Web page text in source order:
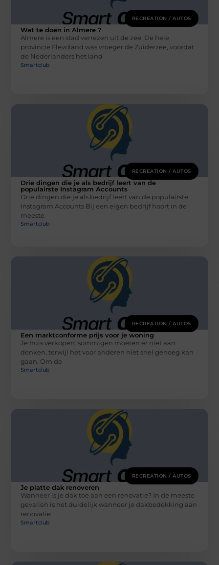
RECREATION / AUTOS
Wat te doen in Almere ?
Almere is een stad verrezen uit de zee. De hele
provincie Flevoland was vroeger de Zuiderzee, voordat
de Nederlanders het land
Smartclub
RECREATION / AUTOS
Drie dingen die je als bedrijf leert van de
populairste Instagram Accounts
Drie dingen die je als bedrijf leert van de populairste
Instagram Accounts Bij een eigen bedrijf hoort in de
meeste
Smartclub
RECREATION / AUTOS
Een marktconforme prijs voor je woning
Je huis verkopen: sommigen moeten er niet aan
denken, terwijl het voor anderen niet snel genoeg kan
gaan. Om de
Smartclub
RECREATION / AUTOS
Je platte dak renoveren
Wanneer is je dak toe aan een renovatie? In de meeste
gevallen is het duidelijk wanneer je dakbedekking aan
renovatie
Smartclub